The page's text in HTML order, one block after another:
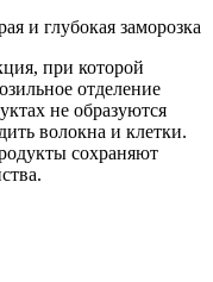
и глубокая заморозка
при которой
отделение
не образуются
волокна и клетки.
сохраняют